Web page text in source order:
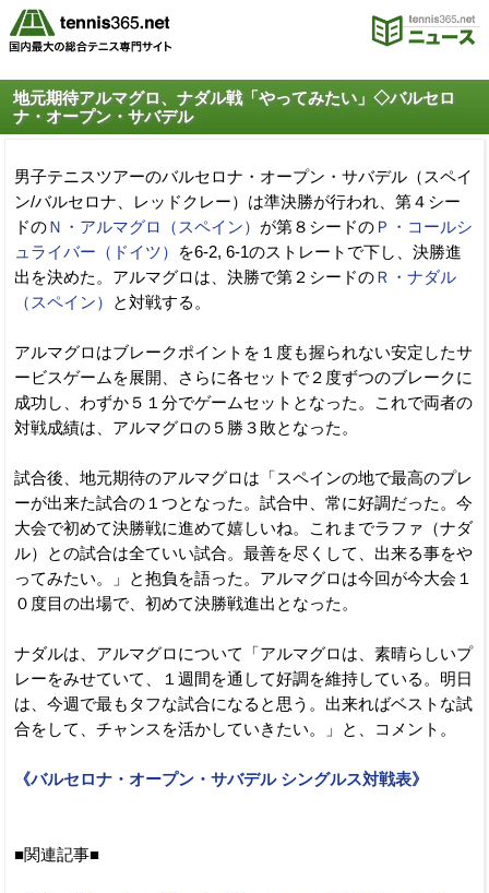
地元期待アルマグロ、ナダル戦「やってみたい」◇バルセロ
ナ・オープン・サバデル
男子テニスツアーのバルセロナ・オープン・サバデル（スペイ
ン/バルセロナ、レッドクレー）は準決勝が行われ、第４シー
ドのＮ・アルマグロ（スペイン） が第８シードの Ｐ・コールシ
ュライバー（ドイツ）
を6-2, 6-1のストレートで下し、決勝進
出を決めた。アルマグロは、決勝で第２シードのＲ・ナダル
（スペイン）
と対戦する。
アルマグロはブレークポイントを１度も握られない安定したサ
ービスゲームを展開、さらに各セットで２度ずつのブレークに
成功し、わずか５１分でゲームセットとなった。これで両者の
対戦成績は、アルマグロの５勝３敗となった。
試合後、地元期待のアルマグロは「スペインの地で最高のプレ
ーが出来た試合の１つとなった。試合中、常に好調だった。今
大会で初めて決勝戦に進めて嬉しいね。これまでラファ（ナダ
ル）との試合は全ていい試合。最善を尽くして、出来る事をや
ってみたい。」と抱負を語った。アルマグロは今回が今大会１
０度目の出場で、初めて決勝戦進出となった。
ナダルは、アルマグロについて「アルマグロは、素晴らしいプ
レーをみせていて、１週間を通して好調を維持している。明日
は、今週で最もタフな試合になると思う。出来ればベストな試
合をして、チャンスを活かしていきたい。」と、コメント。
《バルセロナ・オープン・サバデル シングルス対戦表》
■関連記事■